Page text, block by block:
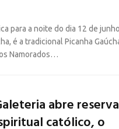
para a noite do dia 12 de
é a tradicional Picanha
Namorados…
abre
católico, o